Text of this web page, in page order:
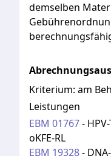
demselben
Kriterium: am
Leistungen
EBM 01767-
oKFE-RL
EBM 19328-